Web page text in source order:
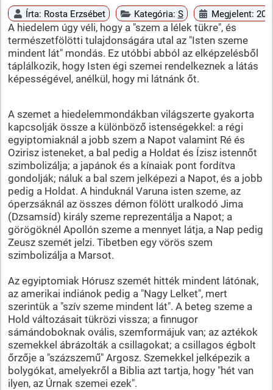
Írta: Rosta Erzsébet Kategória: S Megjelent:
A hiedelem úgy véli, hogy a "szem a lélek tükre", és
természetfölötti tulajdonságára utal az "Isten szeme
mindent lát" mondás. Ez utóbbi abból az elképzelésből
táplálkozik, hogy Isten égi szemei rendelkeznek a látás
képességével, anélkül, hogy mi látnánk őt.
A szemet a hiedelemmondákban világszerte gyakorta
kapcsolják össze a különböző istenségekkel: a régi
egyiptomiaknál a jobb szem a Napot valamint Ré és
Ozirisz isteneket, a bal pedig a Holdat és Ízisz istennőt
szimbolizálja; a japánok és a kínaiak pont fordítva
gondolják; náluk a bal szem jelképezi a Napot, és a jobb
pedig a Holdat. A hinduknál Varuna isten szeme, az
óperzsáknál az összes démon fölött uralkodó Jima
(Dzsamsíd) király szeme reprezentálja a Napot; a
görögöknél Apollón szeme a mennyet látja, a Nap pedig
Zeusz szemét jelzi. Tibetben egy vörös szem
szimbolizálja a Marsot.
Az egyiptomiak Hórusz szemét hitték mindent látónak,
az amerikai indiánok pedig a "Nagy Lelket", mert
szerintük a "szív szeme mindent lát". A beteg szeme a
Hold változásait tükrözi vissza; a finnugor
sámándoboknak ovális, szemformájuk van; az aztékok
szemekkel ábrázolták a csillagokat; a csillagos égbolt
őrzője a "százszemű" Argosz. Szemekkel jelképezik a
bolygókat, amelyekről a Biblia azt tartja, hogy "hét van
ilyen, az Úrnak szemei ezek".